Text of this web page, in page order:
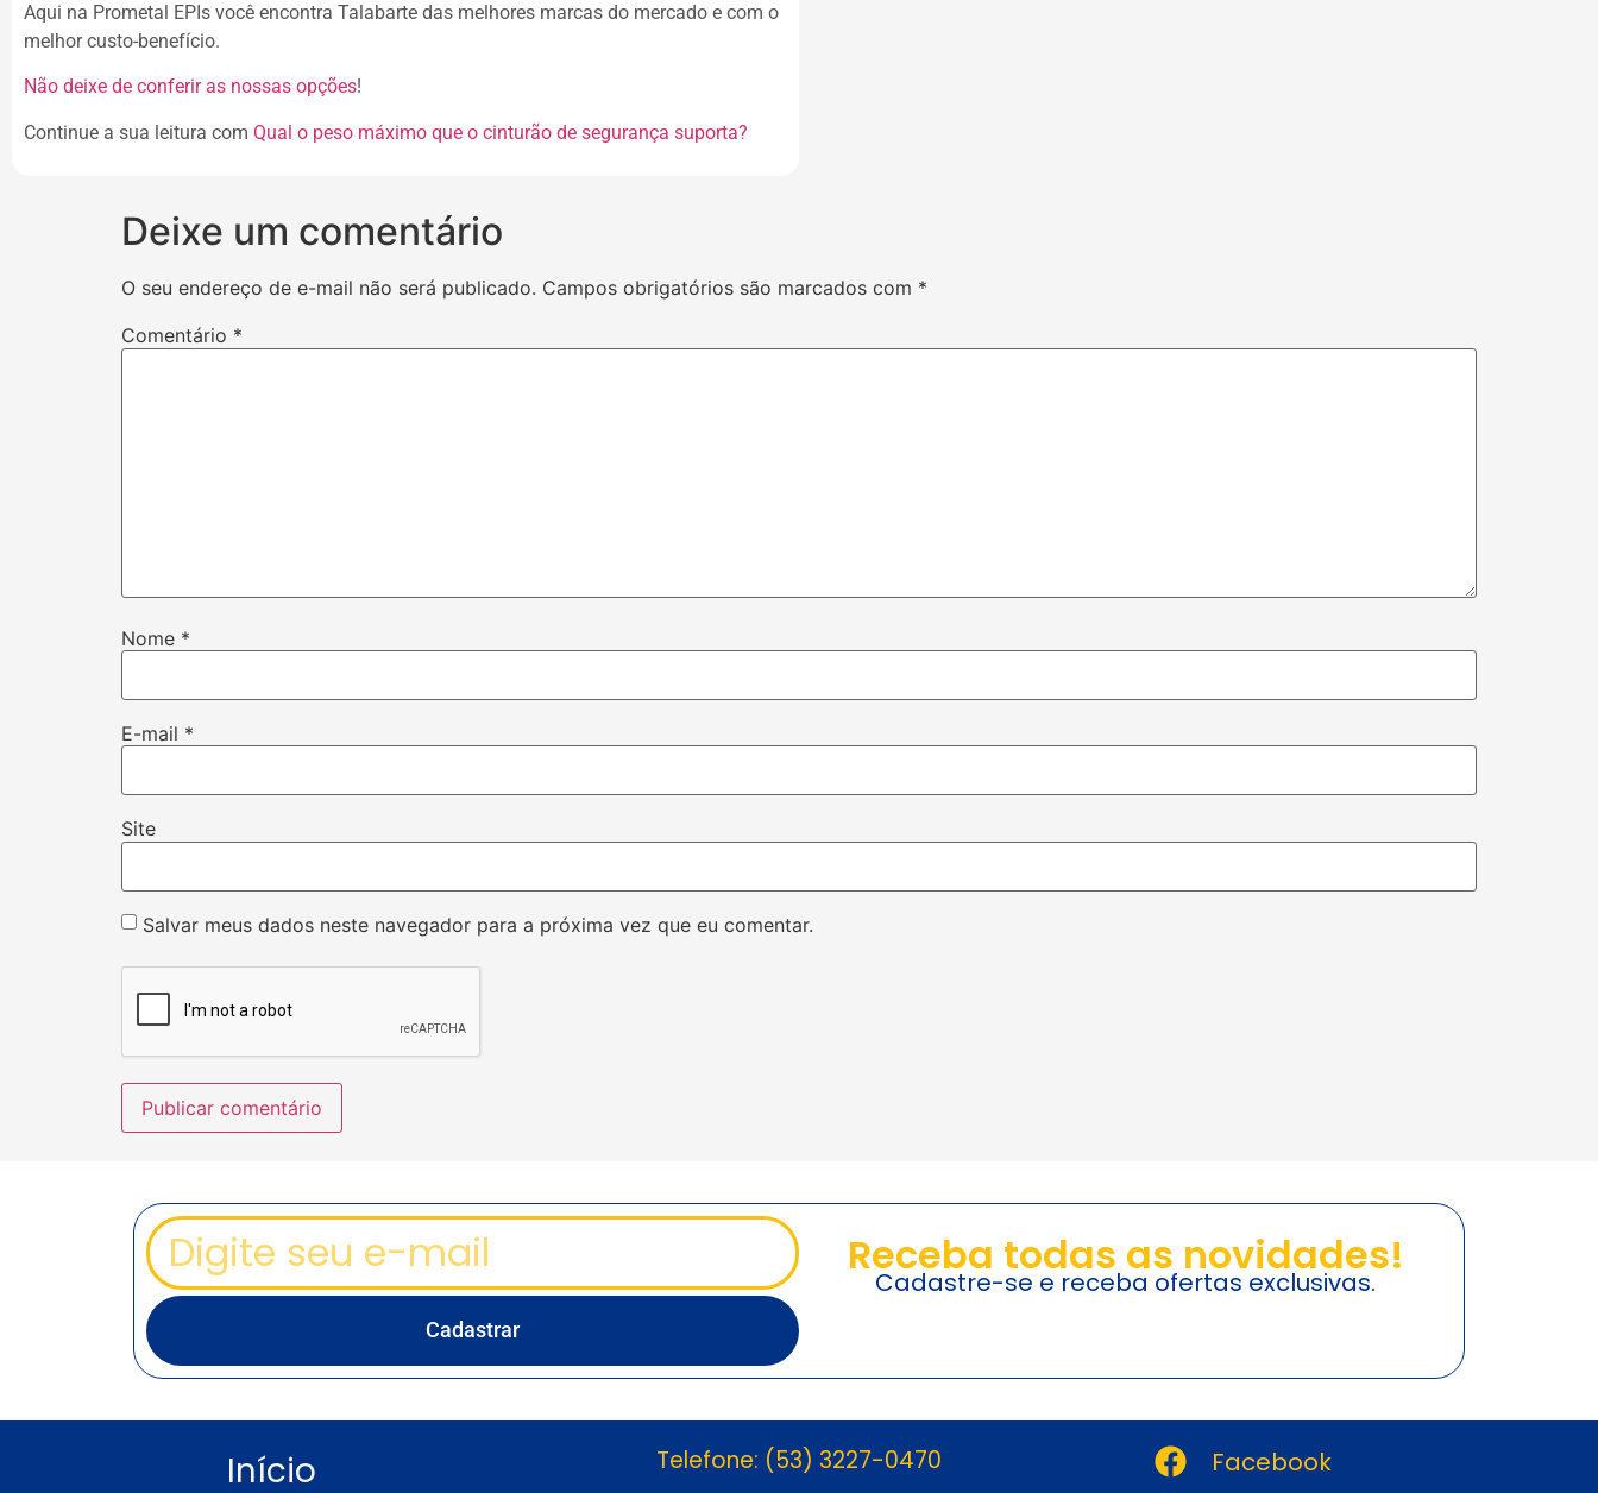
Aqui na Prometal EPIs você encontra Talabarte das melhores marcas do mercado e com o
melhor custo-benefício.
Não deixe de conferir as nossas opções!
Continue a sua leitura com Qual o peso máximo que o cinturão de segurança suporta?
Deixe um comentário
O seu endereço de e-mail não será publicado. Campos obrigatórios são marcados com *
Comentário *
Nome *
E-mail *
Site
Salvar meus dados neste navegador para a próxima vez que eu comentar.
Cadastrar
Receba todas as novidades!
Cadastre-se e receba ofertas exclusivas.
Início Telefone: (53) 3227-0470 Facebook